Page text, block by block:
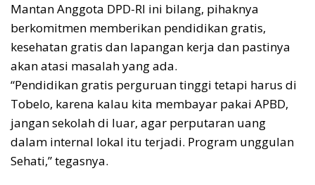
Mantan Anggota DPD-RI ini bilang, pihaknya
berkomitmen memberikan pendidikan gratis,
kesehatan gratis dan lapangan kerja dan pastinya
akan atasi masalah yang ada.
“Pendidikan gratis perguruan tinggi tetapi harus di
Tobelo, karena kalau kita membayar pakai APBD,
jangan sekolah di luar, agar perputaran uang
dalam internal lokal itu terjadi. Program unggulan
Sehati,” tegasnya.